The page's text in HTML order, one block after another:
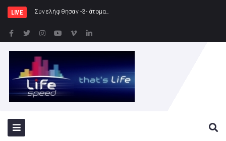
LIVE Συνελήφθησαν -3- άτομα για καλλιέργεια δενδρυλ